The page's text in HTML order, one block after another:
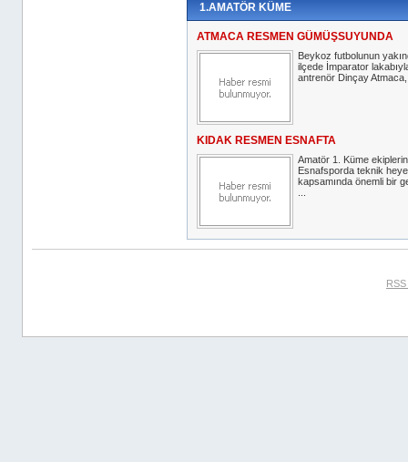
1.AMATÖR KÜME
ATMACA RESMEN GÜMÜŞSUYUNDA
Beykoz futbolunun
ilçede İmparator
antrenör Dinçay
KIDAK RESMEN ESNAFTA
Amatör 1. Küme
Esnafsporda teknik
kapsamında önemli bir
RSS